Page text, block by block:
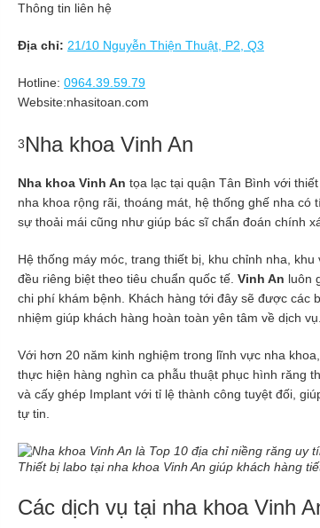
Thông tin liên hệ
Địa chỉ: 21/10 Nguyễn Thiện Thuật, P2, Q3
Hotline: 0964.39.59.79
Website:nhasitoan.com
3Nha khoa Vinh An
Nha khoa Vinh An tọa lạc tại quận Tân Bình với
nha khoa rộng rãi, thoáng mát, hệ thống ghế nha có
sự thoải mái cũng như giúp bác sĩ chẩn đoán chính
Hệ thống máy móc, trang thiết bị, khu chỉnh nha,
đều riêng biệt theo tiêu chuẩn quốc tế. Vinh An luôn
chi phí khám bệnh. Khách hàng tới đây sẽ được các
nhiệm giúp khách hàng hoàn toàn yên tâm về dịch vụ.
Với hơn 20 năm kinh nghiệm trong lĩnh vực nha
thực hiện hàng nghìn ca phẫu thuật phục hình răng
và cấy ghép Implant với tỉ lệ thành công tuyệt đối,
tự tin.
Thiết bị labo tại nha khoa Vinh An giúp khách hàng
Các dịch vụ tại nha khoa Vinh